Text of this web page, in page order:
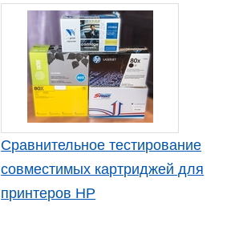
Сравнительное тестирование
совместимых картриджей для
принтеров HP